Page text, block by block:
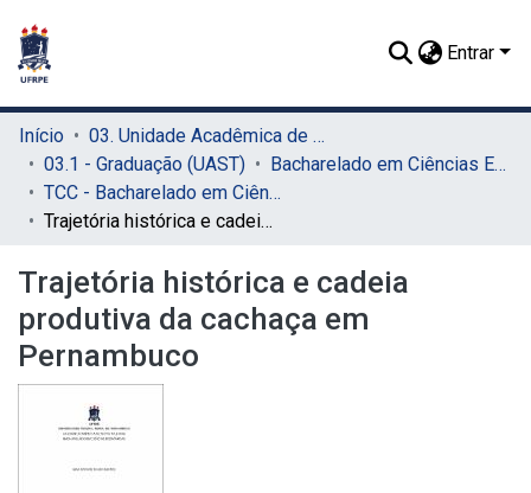
Entrar
Início
03. Unidade Acadêmica de Serra Talhada (UAST)
03.1 - Graduação (UAST)
Bacharelado em Ciências Econômicas (UAST)
TCC - Bacharelado em Ciências Econômicas (UAST)
Trajetória histórica e cadeia produtiva da cachaça em Pernambuco
Trajetória histórica e cadeia
produtiva da cachaça em
Pernambuco